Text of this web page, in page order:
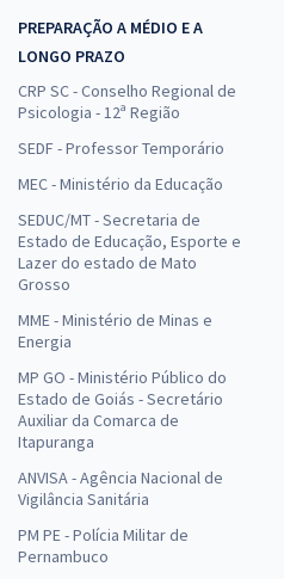
PREPARAÇÃO A MÉDIO E A
LONGO PRAZO
CRP SC - Conselho Regional de
Psicologia - 12ª Região
SEDF - Professor Temporário
MEC - Ministério da Educação
SEDUC/MT - Secretaria de
Estado de Educação, Esporte e
Lazer do estado de Mato
Grosso
MME - Ministério de Minas e
Energia
MP GO - Ministério Público do
Estado de Goiás - Secretário
Auxiliar da Comarca de
Itapuranga
ANVISA - Agência Nacional de
Vigilância Sanitária
PM PE - Polícia Militar de
Pernambuco